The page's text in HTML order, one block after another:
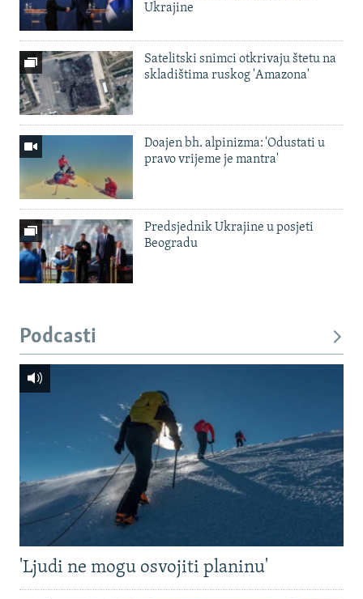
Ukrajine
Satelitski snimci otkrivaju štetu na
skladištima ruskog 'Amazona'
Doajen bh. alpinizma: 'Odustati u
pravo vrijeme je mantra'
Predsjednik Ukrajine u posjeti
Beogradu
Podcasti
'Ljudi ne mogu osvojiti planinu'